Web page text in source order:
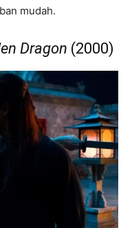
mudah.
Dragon (2000)